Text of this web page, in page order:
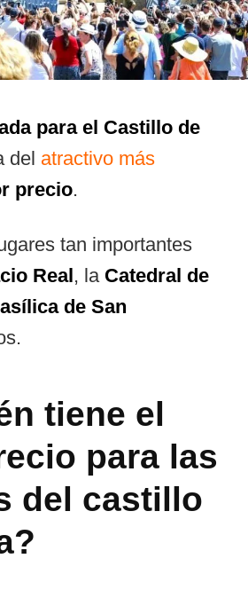
para el Castillo de
del atractivo más
precio.
tan importantes
Real, la Catedral de
de San
tiene el
para las
del castillo